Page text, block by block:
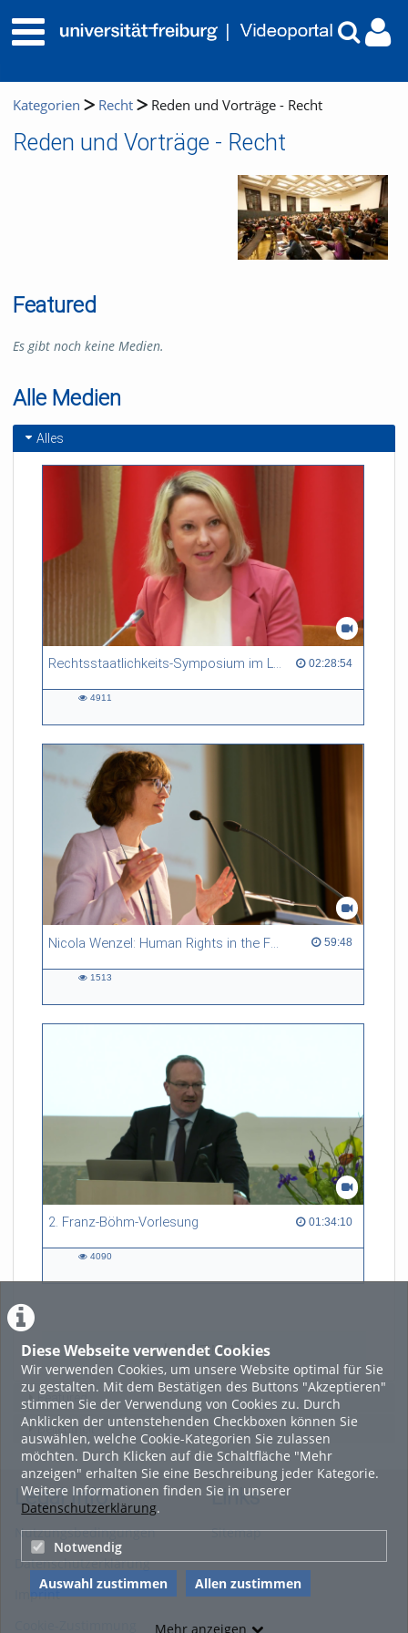
Diese Webseite verwendet Cookies
Wir verwenden Cookies, um unsere Website optimal für Sie
zu gestalten. Mit dem Bestätigen des Buttons "Akzeptieren"
stimmen Sie der Verwendung von Cookies zu. Durch
Anklicken der untenstehenden Checkboxen können Sie
auswählen, welche Cookie-Kategorien Sie zulassen
möchten. Durch Klicken auf die Schaltfläche "Mehr
anzeigen" erhalten Sie eine Beschreibung jeder Kategorie.
Weitere Informationen finden Sie in unserer
Datenschutzerklärung.
Notwendig
Auswahl zustimmen Allen zustimmen
Mehr anzeigen
Kategorien Recht Reden und Vorträge - Recht
Reden und Vorträge - Recht
Featured
Es gibt noch keine Medien.
Alle Medien
Alles
Rechtsstaatlichkeits-Symposium im Litauischen Parlament 25.03.2026 02:28:54
02:28:54 duration
4911
Nicola Wenzel: Human Rights in the Face of Environmental Challenges 59:48
59:48 duration
1513
2. Franz-Böhm-Vorlesung 01:34:10
01:34:10 duration
4090
LADE MEHR
Featured
Beliebtheit
Legal Info
Nutzungsbedingungen
Datenschutzerklärung
Imprint
Links
Sitemap